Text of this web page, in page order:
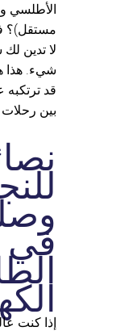
الأطلسي
مستقل)؟
لا تدين لك
شيء. هذا
قد
بين رحلات EES.
في
إذا كنت